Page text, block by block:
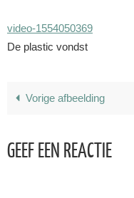
video-1554050369
De plastic vondst
Vorige afbeelding
GEEF EEN REACTIE